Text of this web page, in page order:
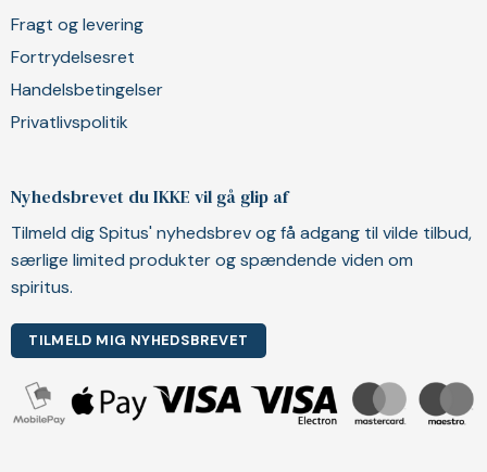
Fragt og levering
Fortrydelsesret
Handelsbetingelser
Privatlivspolitik
Nyhedsbrevet du IKKE vil gå glip af
Tilmeld dig Spitus' nyhedsbrev og få adgang til vilde tilbud,
særlige limited produkter og spændende viden om
spiritus.
TILMELD MIG NYHEDSBREVET